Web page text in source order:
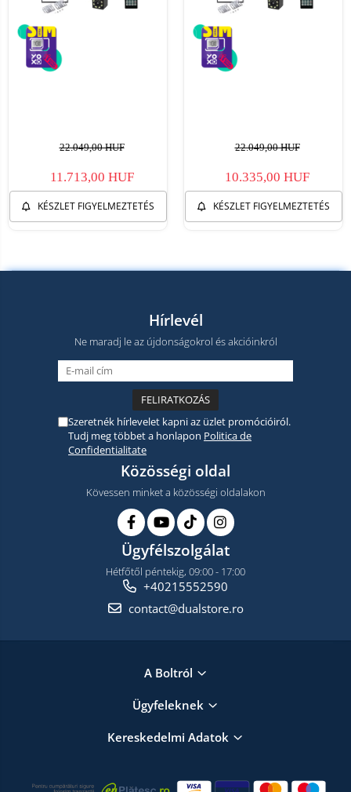
22.049,00 HUF
11.713,00 HUF
KÉSZLET FIGYELMEZTETÉS
22.049,00 HUF
10.335,00 HUF
KÉSZLET FIGYELMEZTETÉS
Hírlevél
Ne maradj le az újdonságokrol és akcióinkról
Szeretnék hírlevelet kapni az üzlet promócióiról.
Tudj meg többet a honlapon Politica de
Confidentialitate
Közösségi oldal
Kövessen minket a közösségi oldalakon
Ügyfélszolgálat
Hétfőtől péntekig, 09:00 - 17:00
+40215552590
contact@dualstore.ro
A Boltról
Ügyfeleknek
Kereskedelmi Adatok